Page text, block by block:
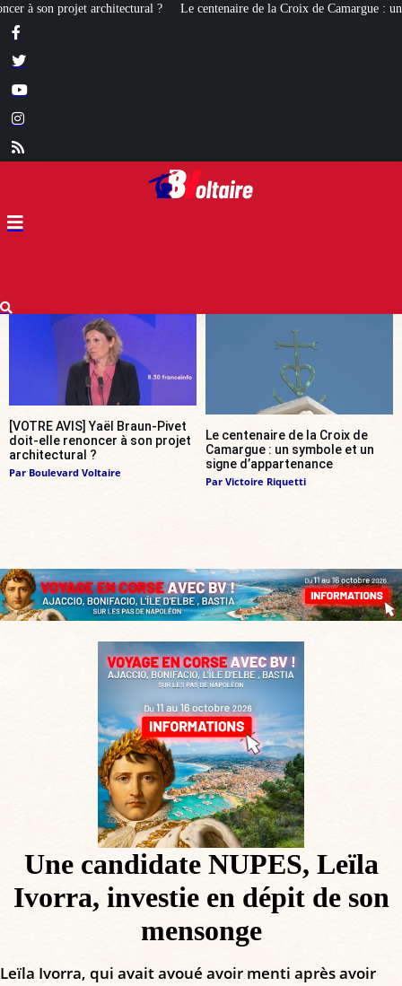
Le centenaire de la Croix de Camargue : un symbole et un signe
[VOTRE AVIS] Yaël Braun-Pivet
doit-elle renoncer à son projet
architectural ?
Par Boulevard Voltaire
Le centenaire de la Croix de
Camargue : un symbole et un
signe d’appartenance
Par Victoire Riquetti
Une candidate NUPES, Leïla
Ivorra, investie en dépit de son
mensonge
Leïla Ivorra, qui avait avoué avoir menti après avoir